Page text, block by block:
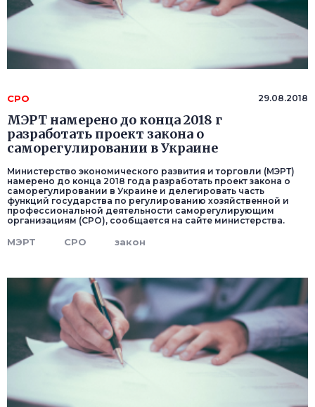
СРО 29.08.2018
МЭРТ намерено до конца 2018 г
разработать проект закона о
саморегулировании в Украине
Министерство экономического развития и торговли (МЭРТ)
намерено до конца 2018 года разработать проект закона о
саморегулировании в Украине и делегировать часть
функций государства по регулированию хозяйственной и
профессиональной деятельности саморегулирующим
организациям (СРО), сообщается на сайте министерства.
МЭРТ СРО закон